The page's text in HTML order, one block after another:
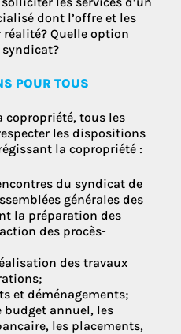
dont l’offre et les
Quelle option
POUR TOUS
copropriété, tous les
les dispositions
la copropriété :
du syndicat de
générales des
la préparation des
des procès-
des travaux
et déménagements;
budget annuel, les
les placements,